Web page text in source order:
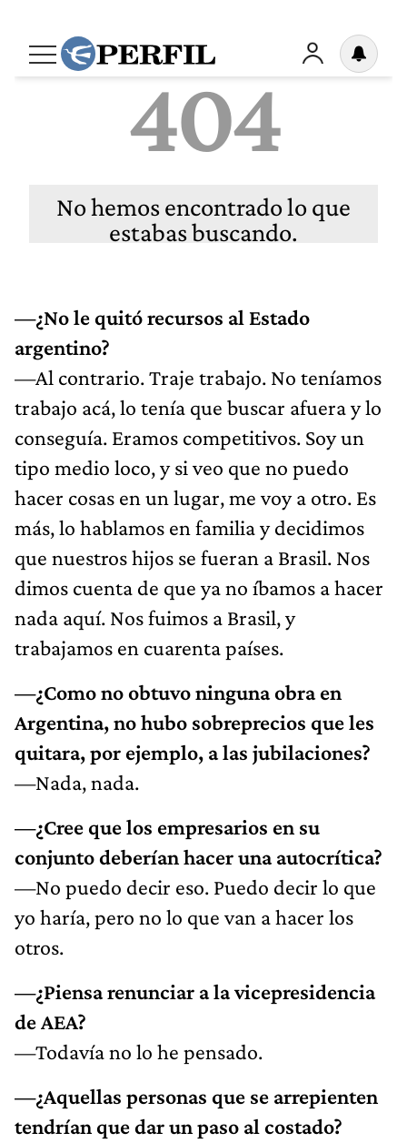
—¿No le quitó recursos al Estado
argentino?
—Al contrario. Traje trabajo. No teníamos
trabajo acá, lo tenía que buscar afuera y lo
conseguía. Eramos competitivos. Soy un
tipo medio loco, y si veo que no puedo
hacer cosas en un lugar, me voy a otro. Es
más, lo hablamos en familia y decidimos
que nuestros hijos se fueran a Brasil. Nos
dimos cuenta de que ya no íbamos a hacer
nada aquí. Nos fuimos a Brasil, y
trabajamos en cuarenta países.
—¿Como no obtuvo ninguna obra en
Argentina, no hubo sobreprecios que les
quitara, por ejemplo, a las jubilaciones?
—Nada, nada.
—¿Cree que los empresarios en su
conjunto deberían hacer una autocrítica?
—No puedo decir eso. Puedo decir lo que
yo haría, pero no lo que van a hacer los
otros.
—¿Piensa renunciar a la vicepresidencia
de AEA?
—Todavía no lo he pensado.
—¿Aquellas personas que se arrepienten
tendrían que dar un paso al costado?